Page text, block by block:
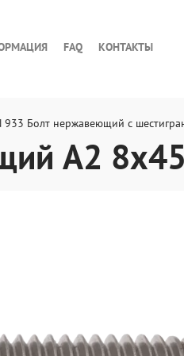
FAQ КОНТАКТЫ
933 Болт нержавеющий с
А2 8х45